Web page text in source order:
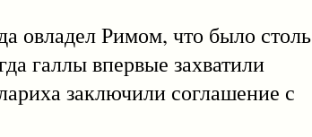
овладел Римом, что было столь
галлы впервые захватили
заключили соглашение с